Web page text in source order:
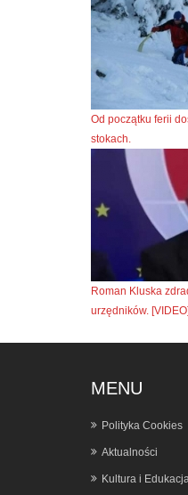
Od początku ferii
stokach.
Roman Kluska
urzędników. [VIDEO]
MENU
Polityka Cookies
Aktualności
Kultura i